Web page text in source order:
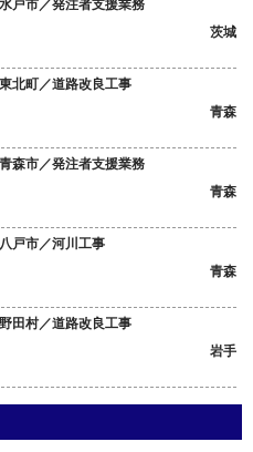
戸市／発注者支援業務
茨城
北町／道路改良工事
青森
森市／発注者支援業務
青森
戸市／河川工事
青森
田村／道路改良工事
岩手